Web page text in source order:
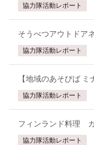
協力隊活動レポート
そうべつアウトドア
協力隊活動レポート
【地域のあそびば
協力隊活動レポート
フィンランド料理
協力隊活動レポート